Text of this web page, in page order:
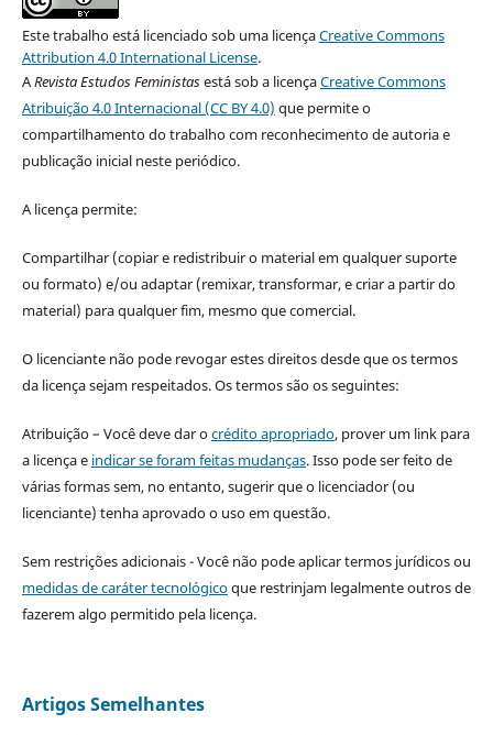
Este trabalho está licenciado sob uma licençaCreative Commons
Attribution 4.0 International License.
ARevista Estudos Feministasestá sob a licençaCreative Commons
Atribuição 4.0 Internacional (CC BY 4.0) que permite o
compartilhamento do trabalho com reconhecimento de autoria e
publicação inicial neste periódico.
A licença permite:
Compartilhar (copiar e redistribuir o material em qualquer suporte
ou formato) e/ou adaptar (remixar, transformar, e criar a partir do
material) para qualquer fim, mesmo que comercial.
O licenciante não pode revogar estes direitos desde que os termos
da licença sejam respeitados. Os termos são os seguintes:
Atribuição – Você deve dar ocrédito apropriado, prover um link para
a licença e indicar se foram feitas mudanças. Isso pode ser feito de
várias formas sem, no entanto, sugerir que o licenciador (ou
licenciante) tenha aprovado o uso em questão.
Sem restrições adicionais - Você não pode aplicar termos jurídicos ou
medidas de caráter tecnológicoque restrinjam legalmente outros de
fazerem algo permitido pela licença.
Artigos Semelhantes